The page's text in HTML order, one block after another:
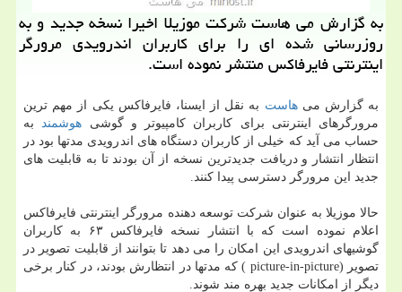
به گزارش می هاست شركت موزیلا اخیرا نسخه جدید و به
روزرسانی شده ای را برای كاربران اندرویدی مرورگر
اینترنتی فایرفاكس منتشر نموده است.
به گزارش میهاست به نقل از ایسنا، فایرفاكس یكی از مهم ترین
مرورگرهای اینترنتی برای كاربران كامپیوتر و گوشی هوشمند
به
حساب می آید كه خیلی از كاربران دستگاه های اندرویدی مدتها بود در
انتظار انتشار و دریافت جدیدترین نسخه از آن بودند تا به قابلیت های
جدید این مرورگر دسترسی پیدا كنند.
حالا موزیلا به عنوان شركت توسعه دهنده مرورگر اینترنتی فایرفاكس
اعلام نموده است كه با انتشار نسخه فایرفاكس ۶۳ به كاربران
گوشیهای اندرویدی این امكان را می دهد تا بتوانند از قابلیت تصویر در
تصویر (picture-in-picture ) كه مدتها در انتظارش بودند، در كنار برخی
دیگر از امكانات جدید بهره مند شوند.